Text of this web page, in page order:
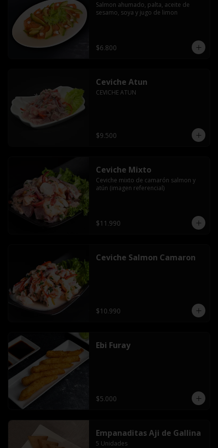
Salmon ahumado, palta, aceite de
sesamo, soya y jugo de limon
$6.800
Ceviche Atun
CEVICHE ATUN
$9.500
Ceviche Mixto
Ceviche mixto de camarón salmon y
atún (imagen referencial)
$11.990
Ceviche Salmon Camaron
$10.990
Ebi Furay
$5.000
Empanaditas Aji de Gallina
5 Unidades